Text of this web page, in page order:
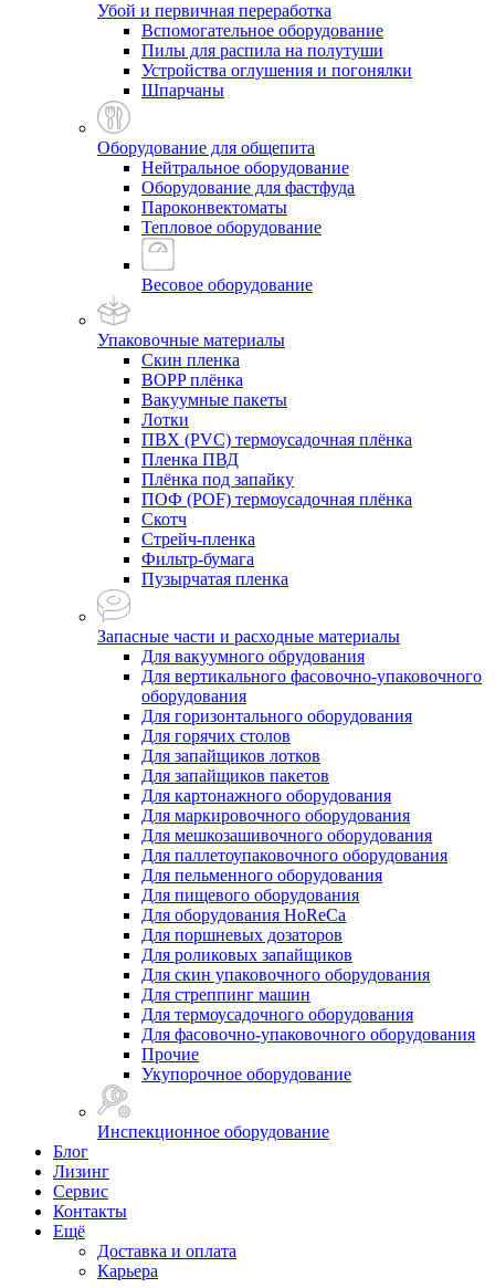
Убой и первичная переработка
Вспомогательное оборудование
Пилы для распила на полутуши
Устройства оглушения и погонялки
Шпарчаны
Оборудование для общепита
Нейтральное оборудование
Оборудование для фастфуда
Пароконвектоматы
Тепловое оборудование
Весовое оборудование
Упаковочные материалы
Скин пленка
BOPP плёнка
Вакуумные пакеты
Лотки
ПВХ (PVC) термоусадочная плёнка
Пленка ПВД
Плёнка под запайку
ПОФ (POF) термоусадочная плёнка
Скотч
Стрейч-пленка
Фильтр-бумага
Пузырчатая пленка
Запасные части и расходные материалы
Для вакуумного обрудования
Для вертикального фасовочно-упаковочного
оборудования
Для горизонтального оборудования
Для горячих столов
Для запайщиков лотков
Для запайщиков пакетов
Для картонажного оборудования
Для маркировочного оборудования
Для мешкозашивочного оборудования
Для паллетоупаковочного оборудования
Для пельменного оборудования
Для пищевого оборудования
Для оборудования HoReCa
Для поршневых дозаторов
Для роликовых запайщиков
Для скин упаковочного оборудования
Для стреппинг машин
Для термоусадочного оборудования
Для фасовочно-упаковочного оборудования
Прочие
Укупорочное оборудование
Инспекционное оборудование
Блог
Лизинг
Сервис
Контакты
Ещё
Доставка и оплата
Карьера